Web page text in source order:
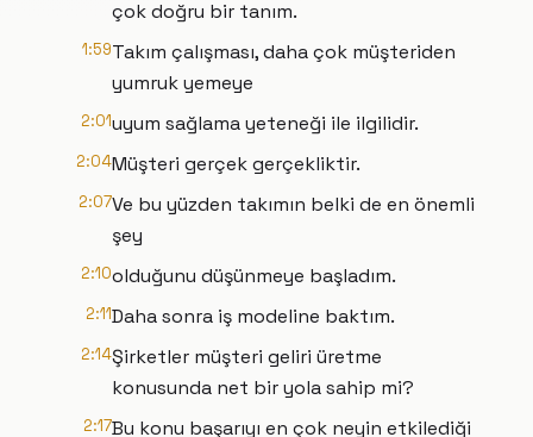
çok doğru bir tanım.
1:59Takım çalışması, daha çok müşteriden
yumruk yemeye
2:01uyum sağlama yeteneği ile ilgilidir.
2:04Müşteri gerçek gerçekliktir.
2:07Ve bu yüzden takımın belki de en önemli
şey
2:10olduğunu düşünmeye başladım.
2:11Daha sonra iş modeline baktım.
2:14Şirketler müşteri geliri üretme
konusunda net bir yola sahip mi?
2:17Bu konu başarıyı en çok neyin etkilediği